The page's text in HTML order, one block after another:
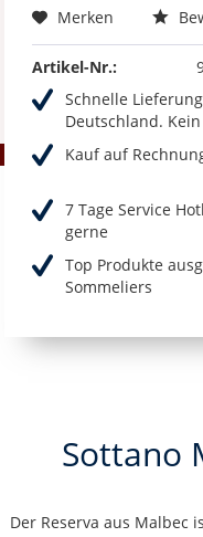
Merken
Artikel-Nr.:
Schnelle
Deutschland.
Kauf auf
7 Tage Service
gerne
Top Produkte
Sommeliers
Sottano
Der Reserva aus Malbec